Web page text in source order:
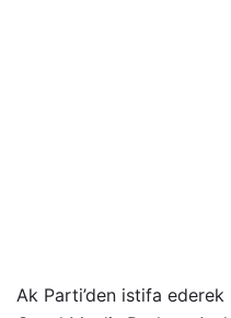
Ak Parti’den istifa ederek